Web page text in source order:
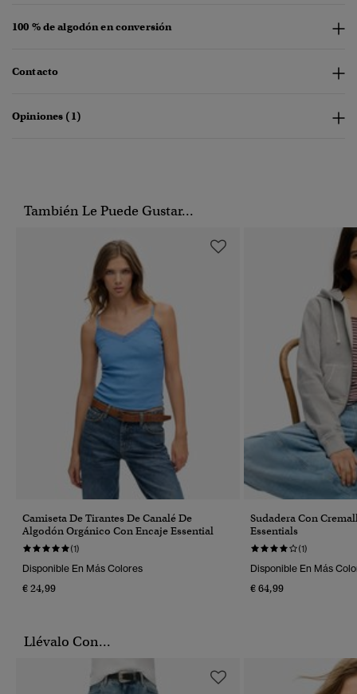
100 % de algodón en conversión
Contacto
Opiniones (1)
También Le Puede Gustar...
Camiseta De Tirantes De Canalé De
Algodón Orgánico Con Encaje Essential
(1)
Disponible En Más Colores
€ 24,99
Sudadera Con
Essentials
(1)
Disponible En Más
€ 64,99
Llévalo Con...